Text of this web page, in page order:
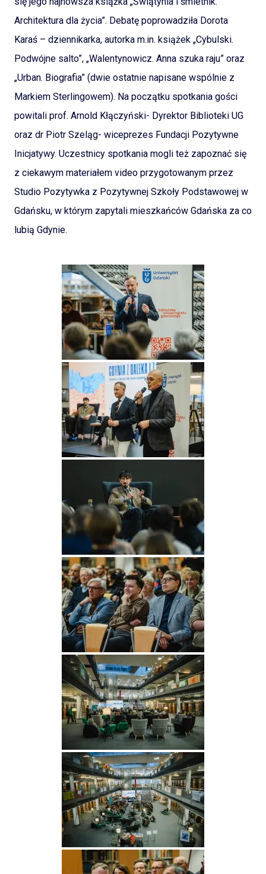
Architektura dla życia”. Debatę poprowadziła Dorota
Karaś – dziennikarka, autorka m.in. książek „Cybulski.
Podwójne salto”, „Walentynowicz. Anna szuka raju” oraz
„Urban. Biografia” (dwie ostatnie napisane wspólnie z
Markiem Sterlingowem). Na początku spotkania gości
powitali prof. Arnold Kłączyński- Dyrektor Biblioteki UG
oraz dr Piotr Szeląg- wiceprezes Fundacji Pozytywne
Inicjatywy. Uczestnicy spotkania mogli też zapoznać się
z ciekawym materiałem video przygotowanym przez
Studio Pozytywka z Pozytywnej Szkoły Podstawowej w
Gdańsku, w którym zapytali mieszkańców Gdańska za co
lubią Gdynie.